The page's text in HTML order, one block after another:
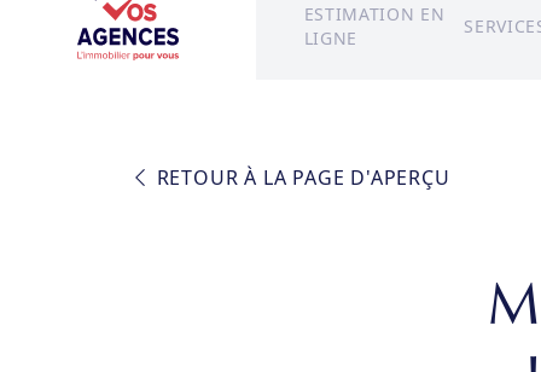
ESTIMATION EN
LIGNE
RETOUR À LA PAGE D'APERÇU